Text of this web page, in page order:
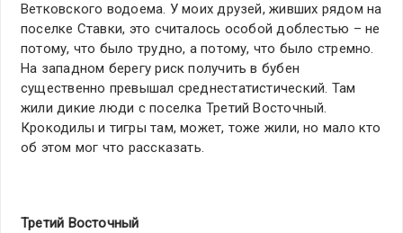
Ветковского водоема. У моих друзей, живших рядом на
поселке Ставки, это считалось особой доблестью – не
потому, что было трудно, а потому, что было стремно.
На западном берегу риск получить в бубен
существенно превышал среднестатистический. Там
жили дикие люди с поселка Третий Восточный.
Крокодилы и тигры там, может, тоже жили, но мало кто
об этом мог что рассказать.
Третий Восточный